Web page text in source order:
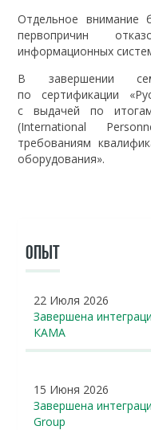
Отдельное внимание
первопричин
информационных
В завершении
по сертификации
с выдачей по
(International
требованиям
оборудования».
ОПЫТ
22 Июля 2026
Завершена
КАМА
15 Июня 2026
Завершена
Group